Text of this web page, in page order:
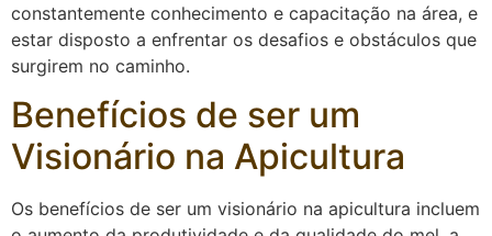
constantemente conhecimento e capacitação na área, e
estar disposto a enfrentar os desafios e obstáculos que
surgirem no caminho.
Benefícios de ser um
Visionário na Apicultura
Os benefícios de ser um visionário na apicultura incluem